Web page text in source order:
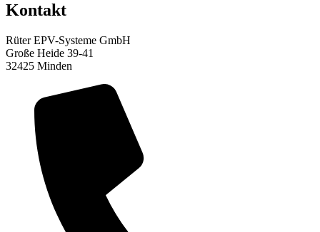
Kontakt
Rüter EPV-Systeme GmbH
Große Heide 39-41
32425 Minden